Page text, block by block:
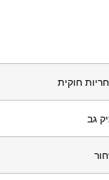
חוקית
גב